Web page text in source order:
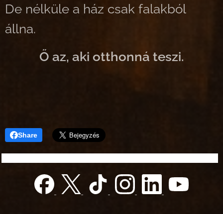
De nélküle a ház csak falakból
állna.
Ő az, aki otthonná teszi.
Share